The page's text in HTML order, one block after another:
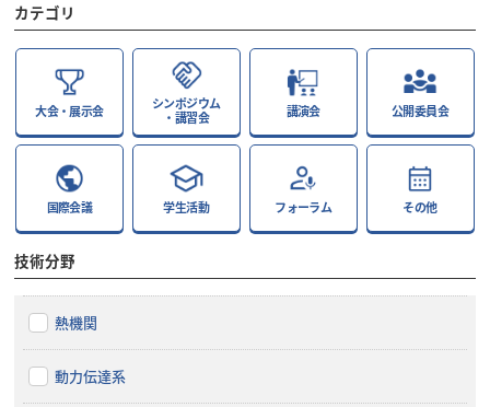
カテゴリ
大会・展示会
シンポジウム
・講習会
講演会 公開委員会
国際会議 学生活動 フォーラム その他
技術分野
熱機関
動力伝達系